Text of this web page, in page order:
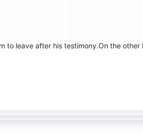
leave after his testimony.On the other